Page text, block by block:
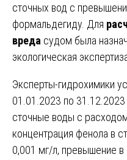
сточных вод с
формальдегиду. Для
вреда судом была
экологическая
Эксперты-гидрохимики
01.01.2023 по
сточные воды с
концентрация фенола в
0,001 мг/л, превышение в